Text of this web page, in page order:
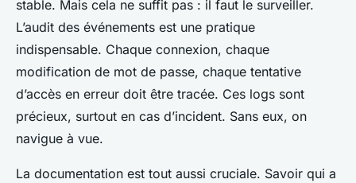
stable. Mais cela ne suffit pas : il faut le surveiller.
L’audit des événements est une pratique
indispensable. Chaque connexion, chaque
modification de mot de passe, chaque tentative
d’accès en erreur doit être tracée. Ces logs sont
précieux, surtout en cas d’incident. Sans eux, on
navigue à vue.
La documentation est tout aussi cruciale. Savoir qui a